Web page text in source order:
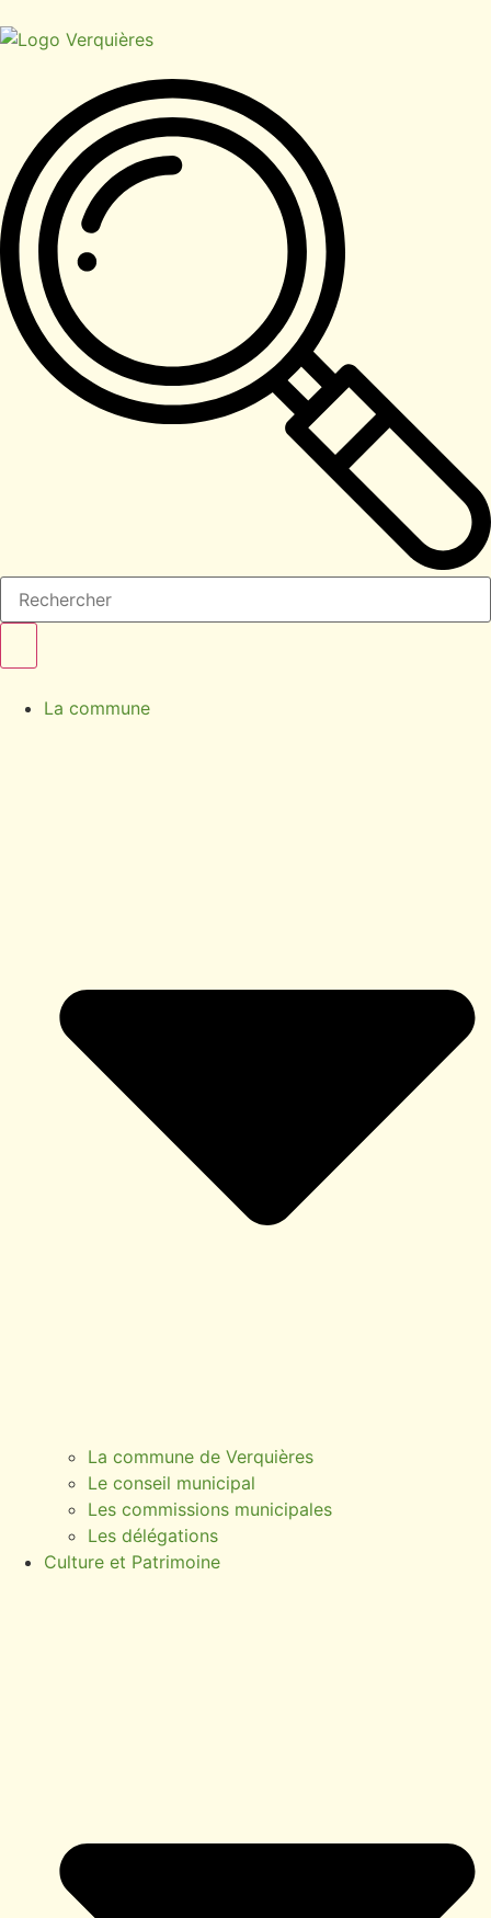
principal
La commune
La commune de Verquières
Le conseil municipal
Les commissions municipales
Les délégations
Culture et Patrimoine